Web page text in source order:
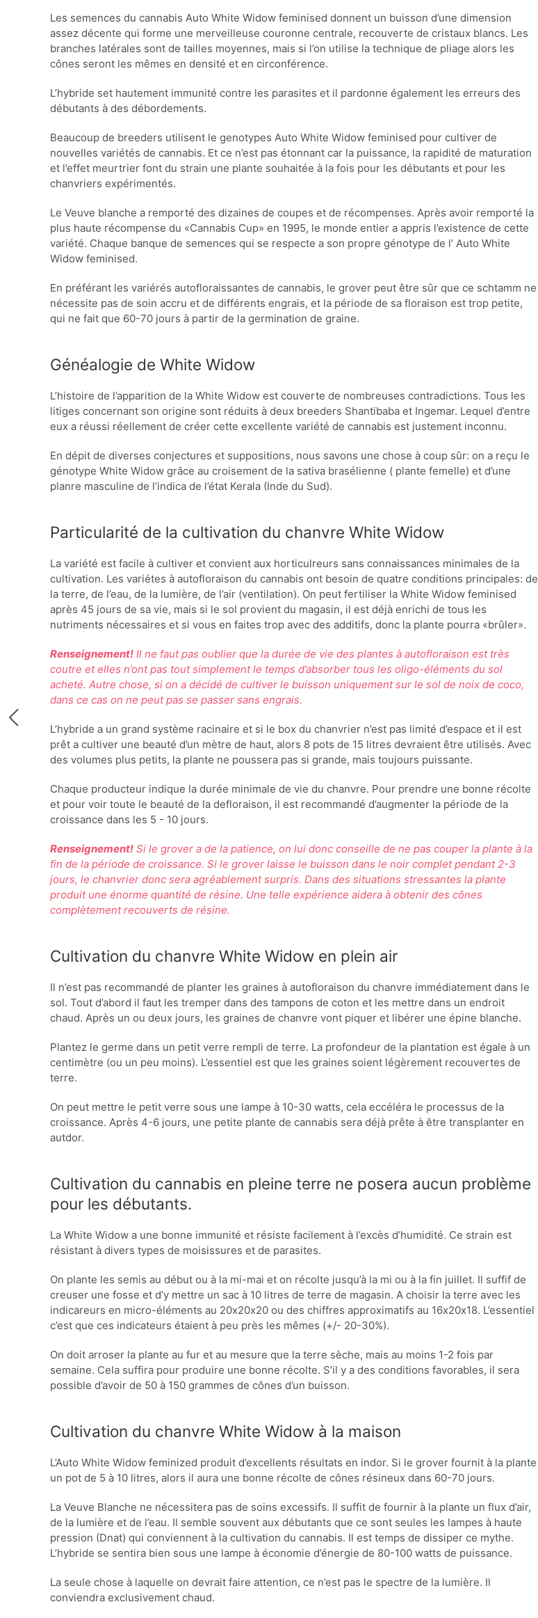
Les semences du cannabis Auto White Widow feminised donnent un buisson d’une dimension
assez décente qui forme une merveilleuse couronne centrale, recouverte de cristaux blancs. Les
branches latérales sont de tailles moyennes, mais si l’on utilise la technique de pliage alors les
cônes seront les mêmes en densité et en circonférence.
L’hybride set hautement immunité contre les parasites et il pardonne également les erreurs des
débutants à des débordements.
Beaucoup de breeders utilisent le genotypes Auto White Widow feminised pour cultiver de
nouvelles variétés de cannabis. Et ce n’est pas étonnant car la puissance, la rapidité de maturation
et l’effet meurtrier font du strain une plante souhaitée à la fois pour les débutants et pour les
chanvriers expérimentés.
Le Veuve blanche a remporté des dizaines de coupes et de récompenses. Après avoir remporté la
plus haute récompense du «Cannabis Cup» en 1995, le monde entier a appris l’existence de cette
variété. Chaque banque de semences qui se respecte a son propre génotype de l’ Auto White
Widow feminised.
En préférant les variérés autofloraissantes de cannabis, le grover peut être sûr que ce schtamm ne
nécessite pas de soin accru et de différents engrais, et la période de sa floraison est trop petite,
qui ne fait que 60-70 jours à partir de la germination de graine.
Généalogie de White Widow
L’histoire de l’apparition de la White Widow est couverte de nombreuses contradictions. Tous les
litiges concernant son origine sont réduits à deux breeders Shantibaba et Ingemar. Lequel d’entre
eux a réussi réellement de créer cette excellente variété de cannabis est justement inconnu.
En dépit de diverses conjectures et suppositions, nous savons une chose à coup sûr: on a reçu le
génotype White Widow grâce au croisement de la sativa brasélienne ( plante femelle) et d’une
planre masculine de l’indica de l’état Kerala (Inde du Sud).
Particularité de la cultivation du chanvre White Widow
La variété est facile à cultiver et convient aux horticulreurs sans connaissances minimales de la
cultivation. Les variétes à autofloraison du cannabis ont besoin de quatre conditions principales: de
la terre, de l’eau, de la lumière, de l’air (ventilation). On peut fertiliser la White Widow feminised
après 45 jours de sa vie, mais si le sol provient du magasin, il est déjà enrichi de tous les
nutriments nécessaires et si vous en faites trop avec des additifs, donc la plante pourra «brûler».
Renseignement! Il ne faut pas oublier que la durée de vie des plantes à autofloraison est très
coutre et elles n’ont pas tout simplement le temps d’absorber tous les oligo-éléments du sol
acheté. Autre chose, si on a décidé de cultiver le buisson uniquement sur le sol de noix de coco,
dans ce cas on ne peut pas se passer sans engrais.
L’hybride a un grand système racinaire et si le box du chanvrier n’est pas limité d’espace et il est
prêt a cultiver une beauté d’un mètre de haut, alors 8 pots de 15 litres devraient être utilisés. Avec
des volumes plus petits, la plante ne poussera pas si grande, mais toujours puissante.
Chaque producteur indique la durée minimale de vie du chanvre. Pour prendre une bonne récolte
et pour voir toute le beauté de la defloraison, il est recommandé d’augmenter la période de la
croissance dans les 5 - 10 jours.
Renseignement! Si le grover a de la patience, on lui donc conseille de ne pas couper la plante à la
fin de la période de croissance. Si le grover laisse le buisson dans le noir complet pendant 2-3
jours, le chanvrier donc sera agréablement surpris. Dans des situations stressantes la plante
produit une énorme quantité de résine. Une telle expérience aidera à obtenir des cônes
complètement recouverts de résine.
Cultivation du chanvre White Widow en plein air
Il n’est pas recommandé de planter les graines à autofloraison du chanvre immédiatement dans le
sol. Tout d’abord il faut les tremper dans des tampons de coton et les mettre dans un endroit
chaud. Après un ou deux jours, les graines de chanvre vont piquer et libérer une épine blanche.
Plantez le germe dans un petit verre rempli de terre. La profondeur de la plantation est égale à un
centimètre (ou un peu moins). L’essentiel est que les graines soient légèrement recouvertes de
terre.
On peut mettre le petit verre sous une lampe à 10-30 watts, cela eccéléra le processus de la
croissance. Après 4-6 jours, une petite plante de cannabis sera déjà prête à être transplanter en
autdor.
Cultivation du cannabis en pleine terre ne posera aucun problème
pour les débutants.
La White Widow a une bonne immunité et résiste facilement à l’excès d’humidité. Ce strain est
résistant à divers types de moisissures et de parasites.
On plante les semis au début ou à la mi-mai et on récolte jusqu’à la mi ou à la fin juillet. Il suffif de
creuser une fosse et d’y mettre un sac à 10 litres de terre de magasin. A choisir la terre avec les
indicareurs en micro-éléments au 20х20х20 ou des chiffres approximatifs au 16х20х18. L’essentiel
c’est que ces indicateurs étaient à peu près les mêmes (+/- 20-30%).
On doit arroser la plante au fur et au mesure que la terre sèche, mais au moins 1-2 fois par
semaine. Cela suffira pour produire une bonne récolte. S’il y a des conditions favorables, il sera
possible d’avoir de 50 à 150 grammes de cônes d’un buisson.
Cultivation du chanvre White Widow à la maison
L’Auto White Widow feminized produit d’excellents résultats en indor. Si le grover fournit à la plante
un pot de 5 à 10 litres, alors il aura une bonne récolte de cônes résineux dans 60-70 jours.
La Veuve Blanche ne nécessitera pas de soins excessifs. Il suffit de fournir à la plante un flux d’air,
de la lumière et de l’eau. Il semble souvent aux débutants que ce sont seules les lampes à haute
pression (Dnat) qui conviennent à la cultivation du cannabis. Il est temps de dissiper ce mythe.
L’hybride se sentira bien sous une lampe à économie d’énergie de 80-100 watts de puissance.
La seule chose à laquelle on devrait faire attention, ce n’est pas le spectre de la lumière. Il
conviendra exclusivement chaud.